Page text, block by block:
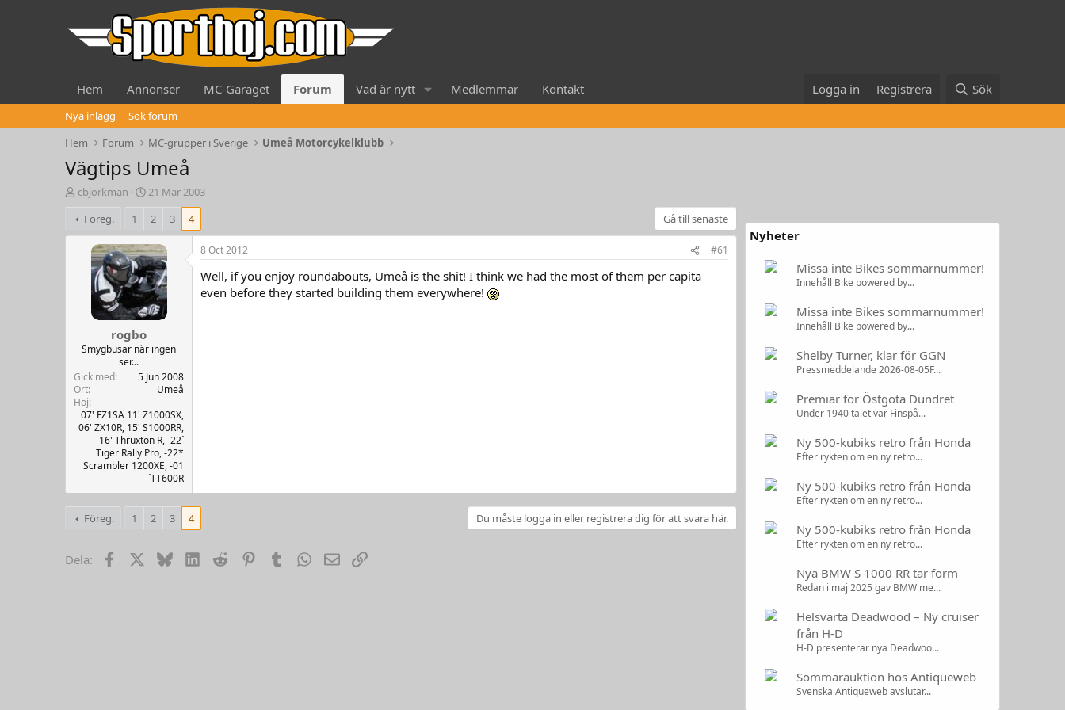
Hem Annonser MC-Garaget Forum Vad är nytt Medlemmar Kontakt Logga in Registrera Sök
Nya inlägg
Sök forum
Hem
Forum MC-grupper i Sverige Umeå Motorcykelklubb
Vägtips Umeå
T
r
e
e
cbjorkman
S
a
r
t
d
a
t
e
21 Mar 2003
Föreg.
1 2 3 4 Gå till senaste
rogbo
Smygbusar när ingen
ser...
Gick med
5 Jun 2008
Ort
Umeå
Hoj
07' FZ1SA 11' Z1000SX,
06' ZX10R, 15' S1000RR,
-16' Thruxton R, -22´
Tiger Rally Pro, -22*
Scrambler 1200XE, -01
´TT600R
8 Oct 2012 #61
Well, if you enjoy roundabouts, Umeå is the shit! I think we had the most of them per capita
even before they started building them everywhere!
Föreg. 1 2 3 4 Du måste logga in eller registrera dig för att svara här.
Dela: Facebook BlueskyLinkedIn
Reddit PinterestTumblrWhatsApp
EmailLink
Nyheter
Missa inte Bikes sommarnummer!
Innehåll Bike powered by...
Missa inte Bikes sommarnummer!
Innehåll Bike powered by...
Shelby Turner, klar för GGN
Pressmeddelande 2026-08-05F...
Premiär för Östgöta Dundret
Under 1940 talet var Finspå...
Ny 500-kubiks retro från Honda
Efter rykten om en ny retro...
Ny 500-kubiks retro från Honda
Efter rykten om en ny retro...
Ny 500-kubiks retro från Honda
Efter rykten om en ny retro...
Nya BMW S 1000 RR tar form
Redan i maj 2025 gav BMW me...
Helsvarta Deadwood – Ny cruiser
från H-D
H-D presenterar nya Deadwoo...
Sommarauktion hos Antiqueweb
Svenska Antiqueweb avslutar...